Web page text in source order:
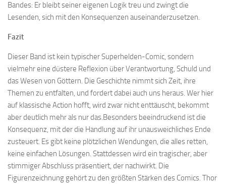
Bandes: Er bleibt seiner eigenen Logik treu und zwingt die
Lesenden, sich mit den Konsequenzen auseinanderzusetzen.
Fazit
Dieser Band ist kein typischer Superhelden-Comic, sondern
vielmehr eine düstere Reflexion über Verantwortung, Schuld und
das Wesen von Göttern. Die Geschichte nimmt sich Zeit, ihre
Themen zu entfalten, und fordert dabei auch uns heraus. Wer hier
auf klassische Action hofft, wird zwar nicht enttäuscht, bekommt
aber deutlich mehr als nur das.Besonders beeindruckend ist die
Konsequenz, mit der die Handlung auf ihr unausweichliches Ende
zusteuert. Es gibt keine plötzlichen Wendungen, die alles retten,
keine einfachen Lösungen. Stattdessen wird ein tragischer, aber
stimmiger Abschluss präsentiert, der nachwirkt. Die
Figurenzeichnung gehört zu den größten Stärken des Comics. Thor